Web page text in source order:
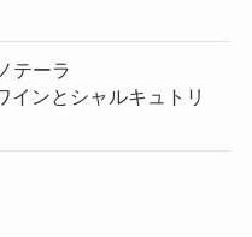
テーラ
インとシャルキュトリ